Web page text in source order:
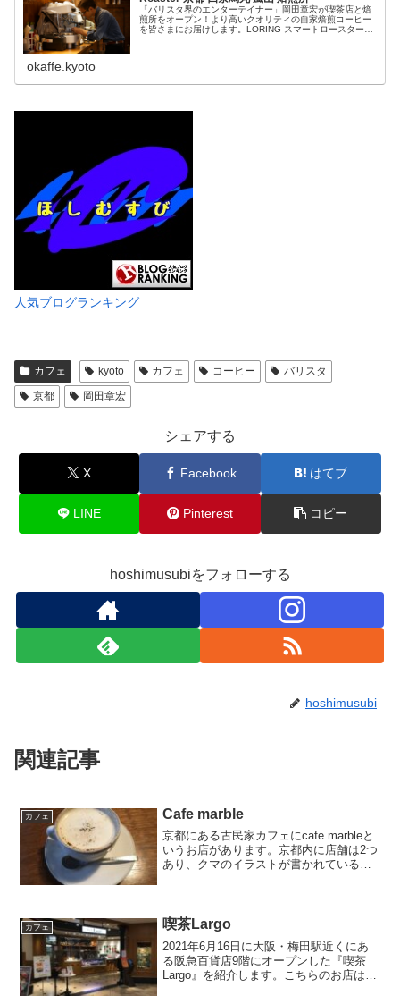
「バリスタ界のエンターテイナー」岡田章宏が喫茶店と焙
煎所をオープン！より高いクオリティの自家焙煎コーヒー
を皆さまにお届けします。LORING スマートロースター
okaffe.kyoto
人気ブログランキング
カフェ kyoto カフェ コーヒー
バリスタ
京都
岡田章宏
シェアする
X Facebook はてブ
LINE Pinterest コピー
hoshimusubiをフォローする
hoshimusubi
関連記事
カフェ Cafe marble
京都にある古民家カフェにcafe marbleと
いうお店があります。京都内に店舗は2つ
あり、クマのイラストが書かれている看
しまったた...
カフェ 喫茶Largo
2021年6月16日に大阪・梅田駅近くにあ
る阪急百貨店9階にオープンした『喫茶
Largo』を紹介します。こちらのお店は、